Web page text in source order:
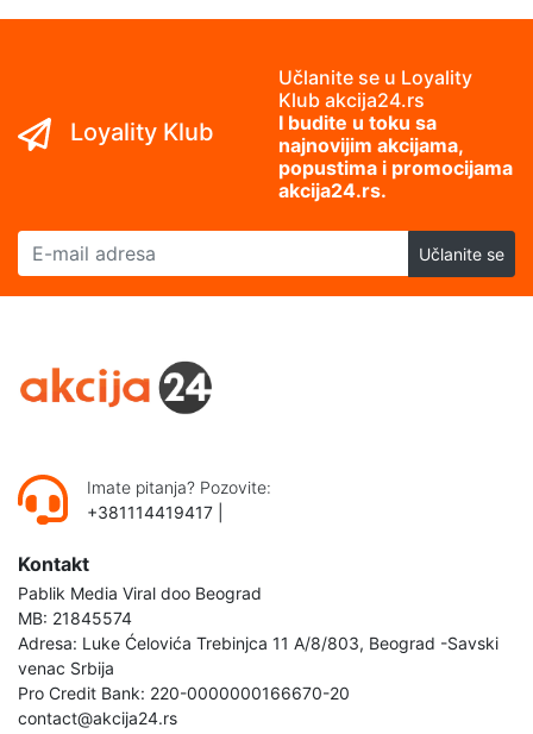
Loyality Klub
Učlanite se u Loyality
Klub akcija24.rs
I budite u toku sa
najnovijim akcijama,
popustima i promocijama
akcija24.rs.
E-mail adresa
Učlanite se
Imate pitanja? Pozovite:
+381114419417
Kontakt
Pablik Media Viral doo Beograd
MB: 21845574
Adresa: Luke Ćelovića Trebinjca 11 A/8/803, Beograd -Savski
venac Srbija
Pro Credit Bank: 220-0000000166670-20
contact@akcija24.rs